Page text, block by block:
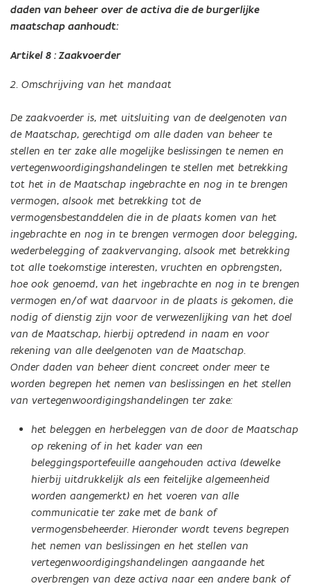
daden van beheer over de activa die de burgerlijke
maatschap aanhoudt:
Artikel 8 : Zaakvoerder
2. Omschrijving van het mandaat
De zaakvoerder is, met uitsluiting van de deelgenoten van
de Maatschap, gerechtigd om alle daden van beheer te
stellen en ter zake alle mogelijke beslissingen te nemen en
vertegenwoordigingshandelingen te stellen met betrekking
tot het in de Maatschap ingebrachte en nog in te brengen
vermogen, alsook met betrekking tot de
vermogensbestanddelen die in de plaats komen van het
ingebrachte en nog in te brengen vermogen door belegging,
wederbelegging of zaakvervanging, alsook met betrekking
tot alle toekomstige interesten, vruchten en opbrengsten,
hoe ook genoemd, van het ingebrachte en nog in te brengen
vermogen en/of wat daarvoor in de plaats is gekomen, die
nodig of dienstig zijn voor de verwezenlijking van het doel
van de Maatschap, hierbij optredend in naam en voor
rekening van alle deelgenoten van de Maatschap.
Onder daden van beheer dient concreet onder meer te
worden begrepen het nemen van beslissingen en het stellen
van vertegenwoordigingshandelingen ter zake:
het beleggen en herbeleggen van de door de Maatschap
op rekening of in het kader van een
beleggingsportefeuille aangehouden activa (dewelke
hierbij uitdrukkelijk als een feitelijke algemeenheid
worden aangemerkt) en het voeren van alle
communicatie ter zake met de bank of
vermogensbeheerder. Hieronder wordt tevens begrepen
het nemen van beslissingen en het stellen van
vertegenwoordigingshandelingen aangaande het
overbrengen van deze activa naar een andere bank of